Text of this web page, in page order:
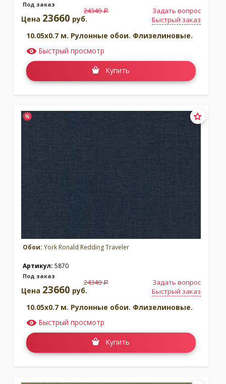
Под заказ
Задать вопрос
Быстрый заказ
Цена 23660 руб.
24340a
10.05x0.7 м. Рулонные обои. Флизелиновые.
Быстрый просмотр
Купить
Обои: York Ronald Redding Traveler
Артикул: 5870
Под заказ
Задать вопрос
Быстрый заказ
Цена 23660 руб.
24340a
10.05x0.7 м. Рулонные обои. Флизелиновые.
Быстрый просмотр
Купить